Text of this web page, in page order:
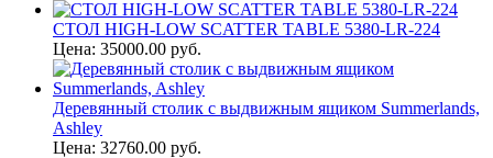
СТОЛ HIGH-LOW SCATTER TABLE 5380-LR-224
Цена: 35000.00 руб.
Деревянный столик с выдвижным ящиком Summerlands,
Ashley
Цена: 32760.00 руб.